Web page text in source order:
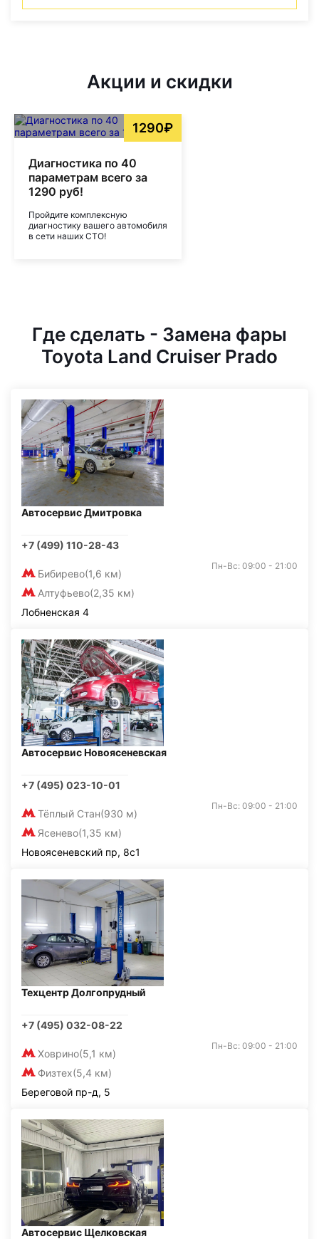
Акции и скидки
1290₽
Диагностика по 40
параметрам всего за
1290 руб!
Пройдите комплексную
диагностику вашего автомобиля
в сети наших СТО!
Где сделать - Замена фары
Toyota Land Cruiser Prado
Автосервис Дмитровка
+7 (499) 110-28-43
Бибирево(1,6 км)
Алтуфьево(2,35 км)
Пн-Вс: 09:00 - 21:00
Лобненская 4
Автосервис Новоясеневская
+7 (495) 023-10-01
Тёплый Стан(930 м)
Ясенево(1,35 км)
Пн-Вс: 09:00 - 21:00
Новоясеневский пр, 8с1
Техцентр Долгопрудный
+7 (495) 032-08-22
Ховрино(5,1 км)
Физтех(5,4 км)
Пн-Вс: 09:00 - 21:00
Береговой пр-д, 5
Автосервис Щелковская